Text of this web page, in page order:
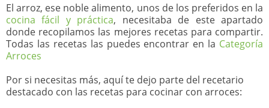
El arroz, ese noble alimento, unos de los preferidos en la
cocina fácil y práctica, necesitaba de este apartado
donde recopilamos las mejores recetas para compartir.
Todas las recetas las puedes encontrar en la Categoría
Arroces
Por si necesitas más, aquí te dejo parte del recetario
destacado con las recetas para cocinar con arroces: